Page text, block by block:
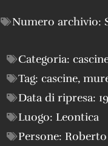
Numero archivio:
Categoria:
Tag: cascine,
Data di ripresa:
Luogo: Leontica
Persone: